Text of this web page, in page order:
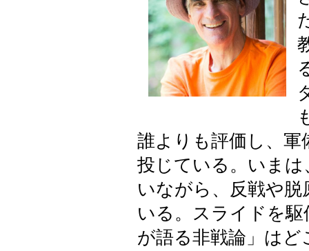
誰よりも評価し、軍
投じている。いまは
いながら、反戦や
いる。スライドを
が語る非戦論」は